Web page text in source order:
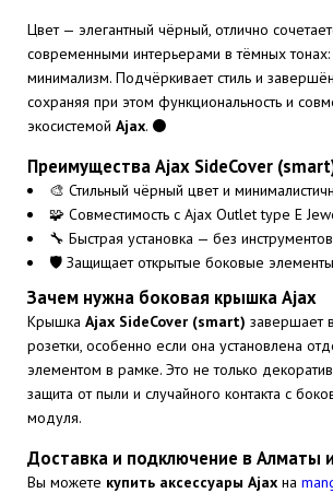
Цвет — элегантный чёрный, отлично
современными интерьерами в тёмных тонах:
минимализм. Подчёркивает стиль и
сохраняя при этом функциональность и
экосистемой Ajax. ⚫
Преимущества Ajax SideCover
🎨 Стильный чёрный цвет и
🧩 Совместимость с Ajax Outlet type E
🔧 Быстрая установка — без инструментов
🛡 Защищает открытые боковые элементы
Зачем нужна боковая крышка Ajax
Крышка Ajax SideCover (smart) завершает
розетки, особенно если она установлена
элементом в рамке. Это не только
защита от пыли и случайного контакта с
модуля.
Доставка и подключение в Алматы
Вы можете купить аксессуары Ajax на